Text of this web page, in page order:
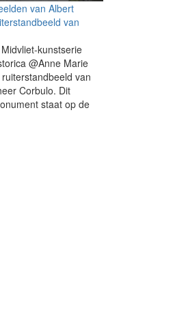
van Albert
van
kunstserie
@Anne Marie
van
Corbulo. Dit
staat op de